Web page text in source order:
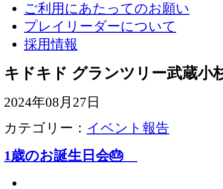
ご利用にあたってのお願い
プレイリーダーについて
採用情報
キドキド グランツリー武蔵小
2024年08月27日
カテゴリー： イベント報告
1歳のお誕生日会🎂